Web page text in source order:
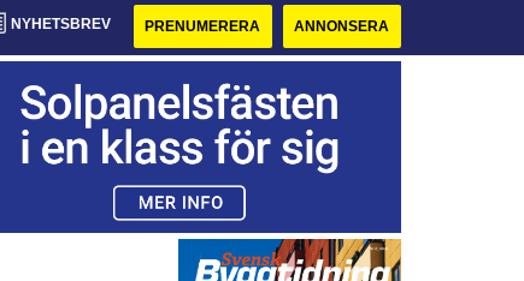
NYHETSBREV PRENUMERERA ANNONSERA